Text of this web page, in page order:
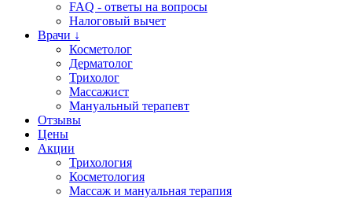
FAQ - ответы на вопросы
Налоговый вычет
Врачи ↓
Косметолог
Дерматолог
Трихолог
Массажист
Мануальный терапевт
Отзывы
Цены
Акции
Трихология
Косметология
Массаж и мануальная терапия